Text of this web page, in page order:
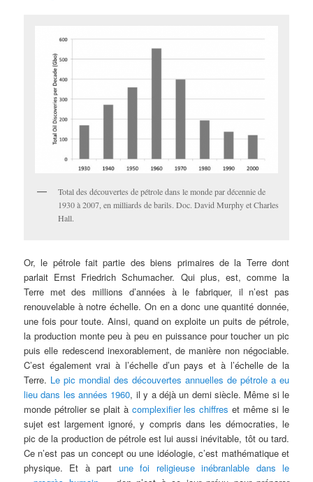
Total des découvertes de pétrole dans le monde par décennie de
1930 à 2007, en milliards de barils. Doc. David Murphy et Charles
Hall.
Or, le pétrole fait partie des biens primaires de la Terre dont
parlait Ernst Friedrich Schumacher. Qui plus, est, comme la
Terre met des millions d’années à le fabriquer, il n’est pas
renouvelable à notre échelle. On en a donc une quantité donnée,
une fois pour toute. Ainsi, quand on exploite un puits de pétrole,
la production monte peu à peu en puissance pour toucher un pic
puis elle redescend inexorablement, de manière non négociable.
C’est également vrai à l’échelle d’un pays et à l’échelle de la
Terre. Le pic mondial des découvertes annuelles de pétrole a eu
lieu dans les années 1960, il y a déjà un demi siècle. Même si le
monde pétrolier se plait à complexifier les chiffres et même si le
sujet est largement ignoré, y compris dans les démocraties, le
pic de la production de pétrole est lui aussi inévitable, tôt ou tard.
Ce n’est pas un concept ou une idéologie, c’est mathématique et
physique. Et à part une foi religieuse inébranlable dans le